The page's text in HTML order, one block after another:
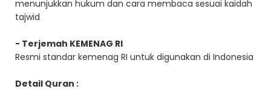
menunjukkan hukum dan cara membaca sesuai kaidah
tajwid
- Terjemah KEMENAG RI
Resmi standar kemenag RI untuk digunakan di Indonesia
Detail Quran :